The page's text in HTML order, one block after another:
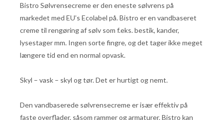
Bistro Sølvrensecreme er den eneste sølvrens på
markedet med EU’s Ecolabel på. Bistro er en vandbaseret
creme til rengøring af sølv som f.eks. bestik, kander,
lysestager mm. Ingen sorte fingre, og det tager ikke meget
længere tid end en normal opvask.
Skyl – vask – skyl og tør. Det er hurtigt og nemt.
Den vandbaserede sølvrensecreme er især effektiv på
faste overflader, såsom rammer og armaturer. Bistro kan